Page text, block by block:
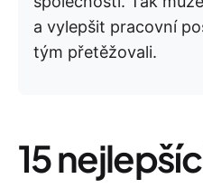
a vylepšit pracovní
tým přetěžovali.
15